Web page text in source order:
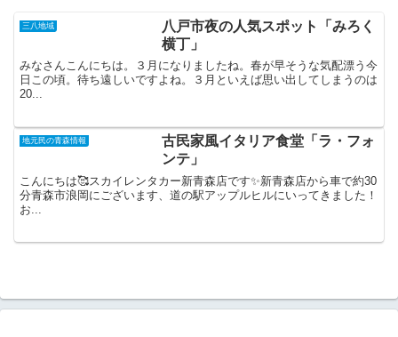
三八地域
八戸市夜の人気スポット「みろく
横丁」
みなさんこんにちは。３月になりましたね。春が早そうな気配漂う今
日この頃。待ち遠しいですよね。３月といえば思い出してしまうのは
20...
地元民の青森情報
古民家風イタリア食堂「ラ・フォ
ンテ」
こんにちは🥰スカイレンタカー新青森店です✨新青森店から車で約30
分青森市浪岡にございます、道の駅アップルヒルにいってきました！
お...